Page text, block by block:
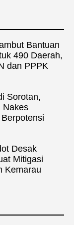
Bantuan
490 Daerah,
dan PPPK
Sorotan,
Nakes
Desak
Mitigasi
Kemarau